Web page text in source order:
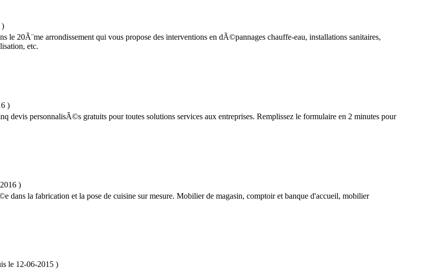
)
le 20Ã¨me arrondissement qui vous propose des interventions en dÃ©pannages chauffe-eau, installations sanitaires,
etc.
)
personnalisÃ©s gratuits pour toutes solutions services aux entreprises. Remplissez le formulaire en 2 minutes pour
)
dans la fabrication et la pose de cuisine sur mesure. Mobilier de magasin, comptoir et banque d'accueil, mobilier
le 12-06-2015 )